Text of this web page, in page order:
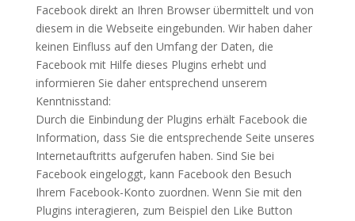
Facebook direkt an Ihren Browser übermittelt und von
diesem in die Webseite eingebunden. Wir haben daher
keinen Einfluss auf den Umfang der Daten, die
Facebook mit Hilfe dieses Plugins erhebt und
informieren Sie daher entsprechend unserem
Kenntnisstand:
Durch die Einbindung der Plugins erhält Facebook die
Information, dass Sie die entsprechende Seite unseres
Internetauftritts aufgerufen haben. Sind Sie bei
Facebook eingeloggt, kann Facebook den Besuch
Ihrem Facebook-Konto zuordnen. Wenn Sie mit den
Plugins interagieren, zum Beispiel den Like Button